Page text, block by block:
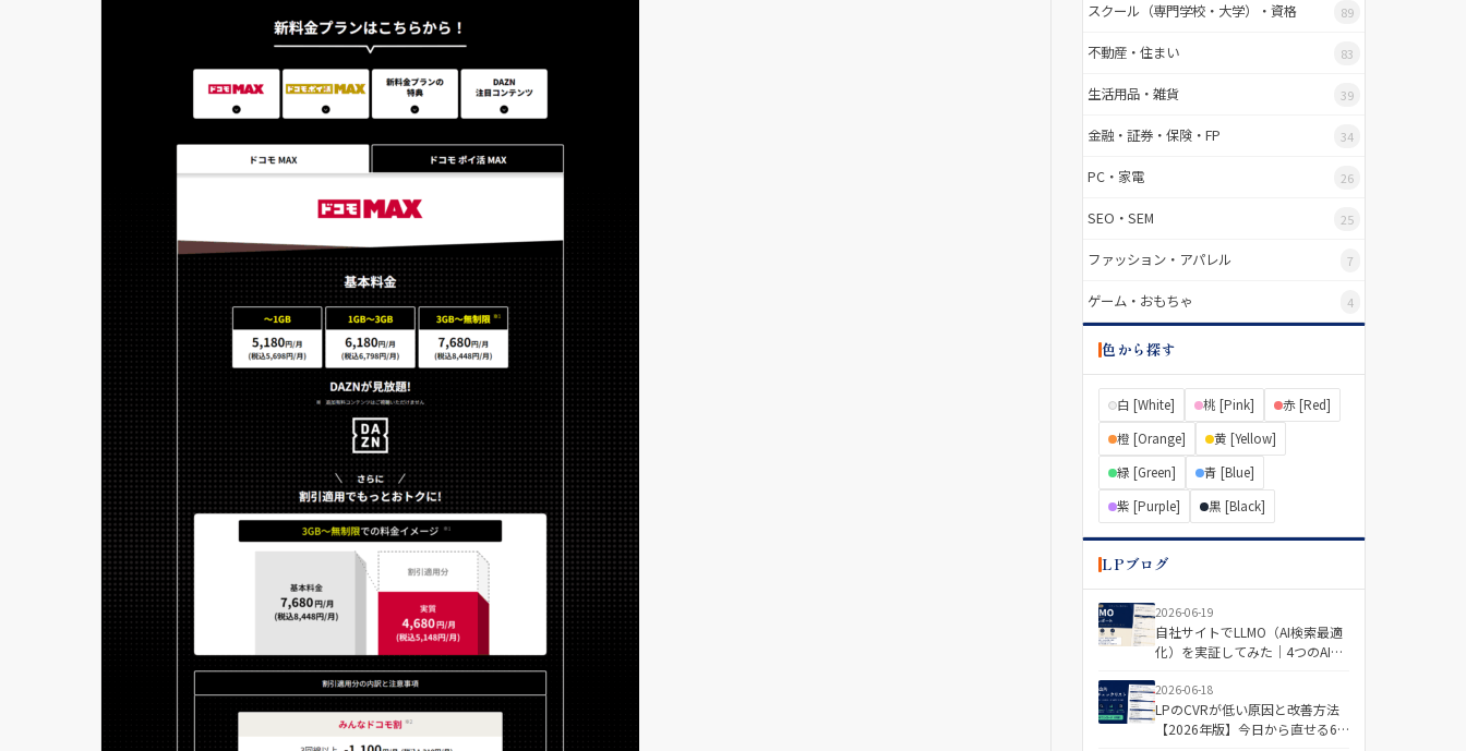
スクール（専門学校・大学）・資格 89
不動産・住まい 83
生活用品・雑貨 39
金融・証券・保険・FP 34
PC・家電 26
SEO・SEM 25
ファッション・アパレル 7
ゲーム・おもちゃ 4
色から探す
白 [White] 桃 [Pink]
赤 [Red]
橙 [Orange]
黄 [Yellow]
緑 [Green]
青 [Blue]
紫 [Purple]
黒 [Black]
LPブログ
2026-06-19
自社サイトでLLMO（AI検索最適
化）を実証してみた｜4つのAIで
事」を分けた差とは
2026-06-18
LPのCVRが低い原因と改善方法
【2026年版】今日から直せる6